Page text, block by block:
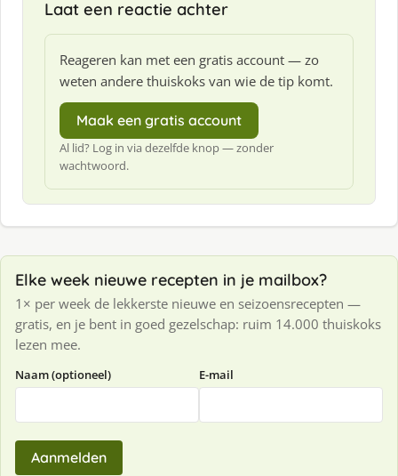
Laat een reactie achter
Reageren kan met een gratis account — zo
weten andere thuiskoks van wie de tip komt.
Maak een gratis account
Al lid? Log in via dezelfde knop — zonder
wachtwoord.
Elke week nieuwe recepten in je mailbox?
1× per week de lekkerste nieuwe en seizoensrecepten —
gratis, en je bent in goed gezelschap: ruim 14.000 thuiskoks
lezen mee.
Naam (optioneel) E-mail
Aanmelden